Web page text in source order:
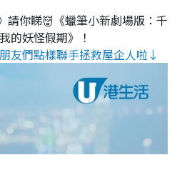
請你睇👹《蠟筆小新劇場版：千
的妖怪假期》！
友們點樣聯手拯救屋企人啦↓